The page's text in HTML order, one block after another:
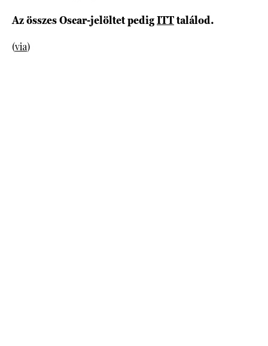
Az összes Oscar-jelöltet pedigITTtalálod.
(via)